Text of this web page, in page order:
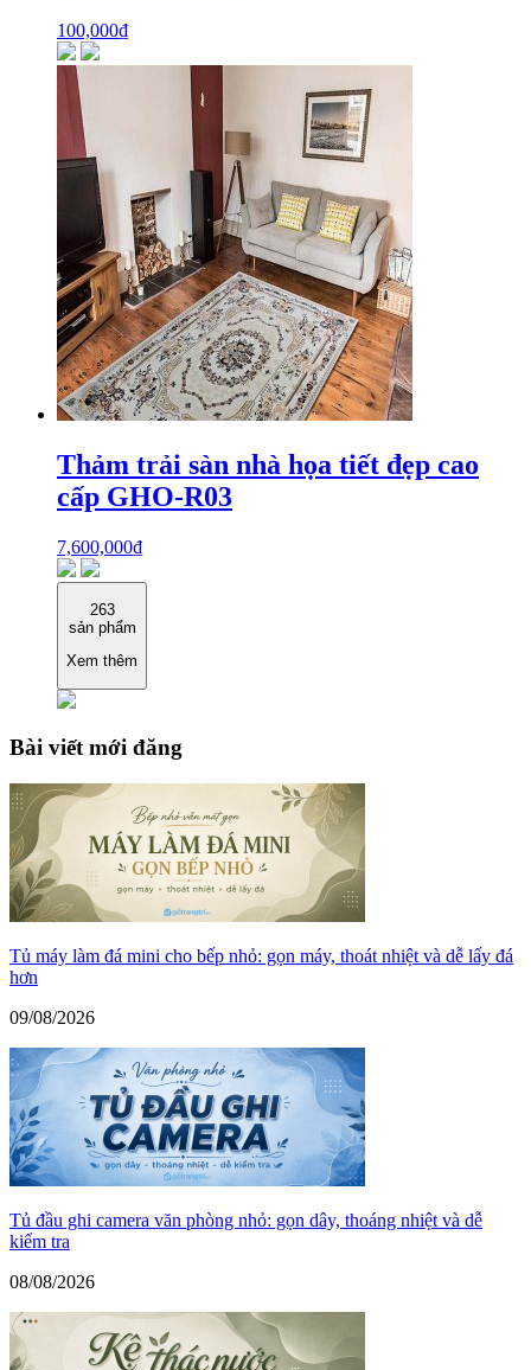
100,000₫
Thảm trải sàn nhà họa tiết đẹp cao
cấp GHO-R03
7,600,000₫
263
sản phẩm
Xem thêm
Bài viết mới đăng
Tủ máy làm đá mini cho bếp nhỏ: gọn máy, thoát nhiệt và dễ lấy đá
hơn
09/08/2026
Tủ đầu ghi camera văn phòng nhỏ: gọn dây, thoáng nhiệt và dễ
kiểm tra
08/08/2026